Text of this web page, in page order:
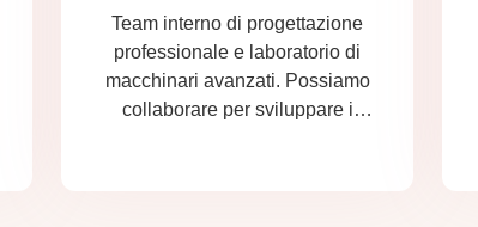
Team interno di progettazione
professionale e laboratorio di
macchinari avanzati. Possiamo
collaborare per sviluppare i